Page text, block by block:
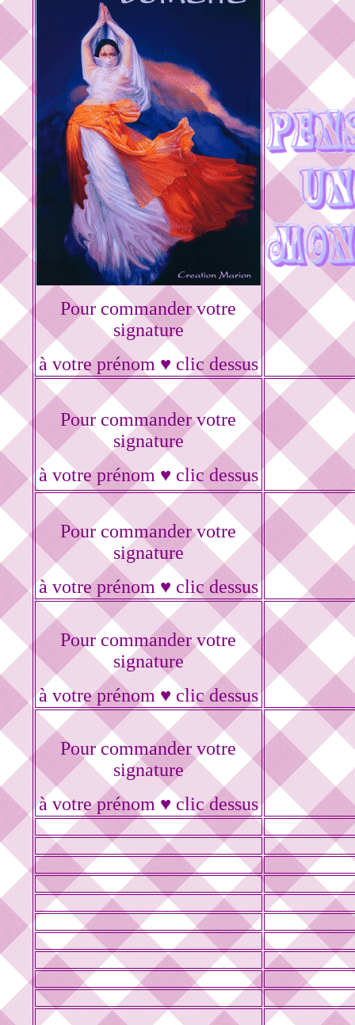
Pour commander votre
signature
à votre prénom ♥ clic dessus
Pour commander votre
signature
à votre prénom ♥ clic dessus
Pour commander votre
signature
à votre prénom ♥ clic dessus
Pour commander votre
signature
à votre prénom ♥ clic dessus
Pour commander votre
signature
à votre prénom ♥ clic dessus